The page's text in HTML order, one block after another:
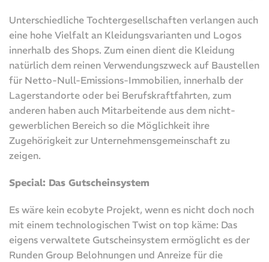
Unterschiedliche Tochtergesellschaften verlangen auch
eine hohe Vielfalt an Kleidungsvarianten und Logos
innerhalb des Shops. Zum einen dient die Kleidung
natürlich dem reinen Verwendungszweck auf Baustellen
für Netto-Null-Emissions-Immobilien, innerhalb der
Lagerstandorte oder bei Berufskraftfahrten, zum
anderen haben auch Mitarbeitende aus dem nicht-
gewerblichen Bereich so die Möglichkeit ihre
Zugehörigkeit zur Unternehmensgemeinschaft zu
zeigen.
Special: Das Gutscheinsystem
Es wäre kein ecobyte Projekt, wenn es nicht doch noch
mit einem technologischen Twist on top käme: Das
eigens verwaltete Gutscheinsystem ermöglicht es der
Runden Group Belohnungen und Anreize für die